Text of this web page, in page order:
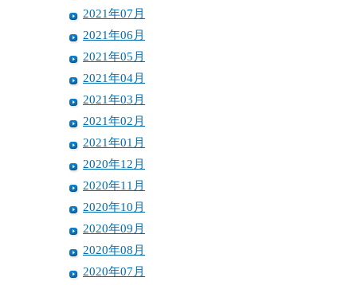
2021年07月
2021年06月
2021年05月
2021年04月
2021年03月
2021年02月
2021年01月
2020年12月
2020年11月
2020年10月
2020年09月
2020年08月
2020年07月